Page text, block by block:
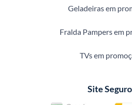
Geladeiras em
Fralda Pampers em
TVs em
Site Seguro